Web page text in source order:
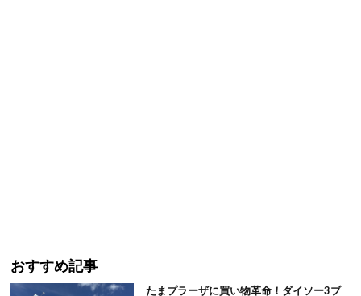
おすすめ記事
たまプラーザに買い物革命！ダイソー3ブ